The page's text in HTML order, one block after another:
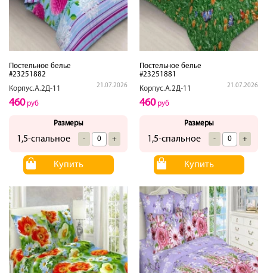
Постельное белье
#23251882
Корпус.А.2Д-11
21.07.2026
460руб
Размеры
1,5-спальное - +
Купить
Постельное белье
#23251881
Корпус.А.2Д-11
21.07.2026
460руб
Размеры
1,5-спальное - +
Купить